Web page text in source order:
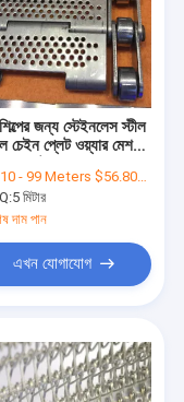
জন্য স্টেইনলেস স্টীল
চেইন প্লেট ওয়্যার মেশ
10 - 99 Meters $56.80， 100 - 999 Meters $47.60， >=1000 Meters $25.20
5 মিটার
দাম পান
এখন যোগাযোগ